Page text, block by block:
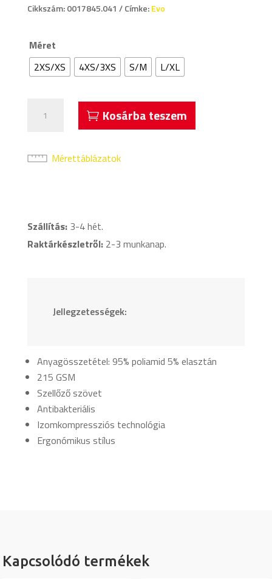
Cikkszám:0017845.041 Címke:Evo
Méret
2XS/XS
4XS/3XS S/M L/XL
Világoskék
Kosárba teszem
Mérettáblázatok
Szállítás:3-4 hét.
Raktárkészletről:2-3 munkanap.
Jellegzetességek:
Anyagösszetétel: 95% poliamid 5% elasztán
215 GSM
Szellőző szövet
Antibakteriális
Izomkompressziós technológia
Ergonómikus stílus
Kapcsolódó termékek